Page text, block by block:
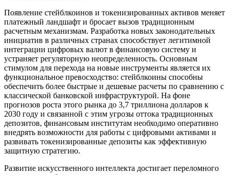
Появление стейблкоинов и токенизированных активов меняет
платежный ландшафт и бросает вызов традиционным
расчетным механизмам. Разработка новых законодательных
инициатив в различных странах способствует легитимной
интеграции цифровых валют в финансовую систему и
устраняет регуляторную неопределенность. Основным
стимулом для перехода на новые инструменты является их
функциональное превосходство: стейблкоины способны
обеспечить более быстрые и дешевые расчеты по сравнению с
классической банковской инфраструктурой. На фоне
прогнозов роста этого рынка до 3,7 триллиона долларов к
2030 году и связанной с этим угрозы оттока традиционных
депозитов, финансовым институтам необходимо оперативно
внедрять возможности для работы с цифровыми активами и
развивать токенизированные депозиты как эффективную
защитную стратегию.
Развитие искусственного интеллекта достигает переломного